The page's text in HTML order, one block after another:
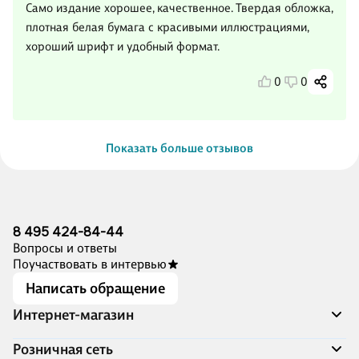
Само издание хорошее, качественное. Твердая обложка,
плотная белая бумага с красивыми иллюстрациями,
хороший шрифт и удобный формат.
0 0
Показать больше отзывов
8 495 424-84-44
Вопросы и ответы
Поучаствовать в интервью
Написать обращение
Интернет-магазин
Акции
Розничная сеть